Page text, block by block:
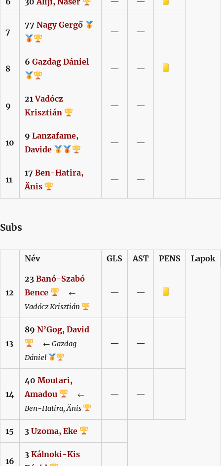
7
77 Nagy Gergő
— —
8
6 Gazdag Dániel
— —
Sárga lap
9
21Vadócz
Krisztián
— —
10
9 Lanzafame,
Davide
— —
11
17 Ben-Hatira,
Änis
— —
Subs
Név GLS AST PENS Lapok
12
23 Banó-Szabó
Bence
←
VadóczKrisztián
— —
Sárga lap
13
89 N’Gog, David
← Gazdag
Dániel
— —
14
40 Moutari,
Amadou
←
Ben-Hatira, Änis
— —
15 3 Uzoma, Eke
16
3 Kálnoki-Kis